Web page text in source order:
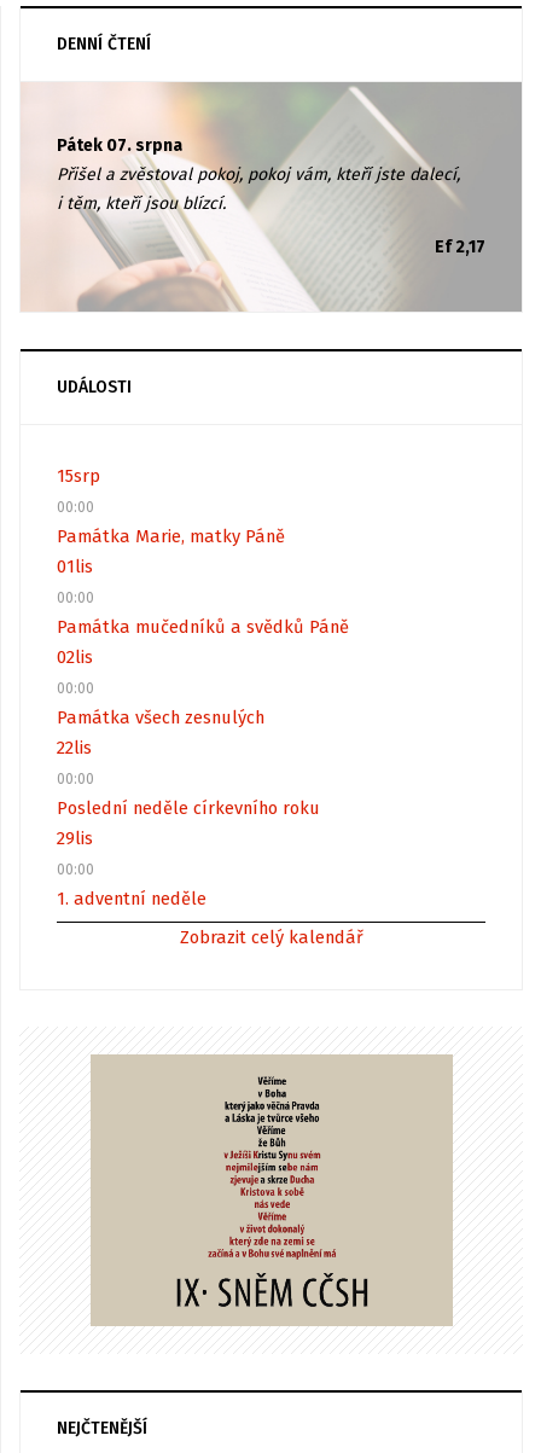
DENNÍ ČTENÍ
Pátek 07. srpna
Přišel a zvěstoval pokoj, pokoj vám, kteří jste dalecí,
i těm, kteří jsou blízcí.
Ef 2,17
UDÁLOSTI
15srp
00:00
Památka Marie, matky Páně
01lis
00:00
Památka mučedníků a svědků Páně
02lis
00:00
Památka všech zesnulých
22lis
00:00
Poslední neděle církevního roku
29lis
00:00
1. adventní neděle
Zobrazit celý kalendář
NEJČTENĚJŠÍ